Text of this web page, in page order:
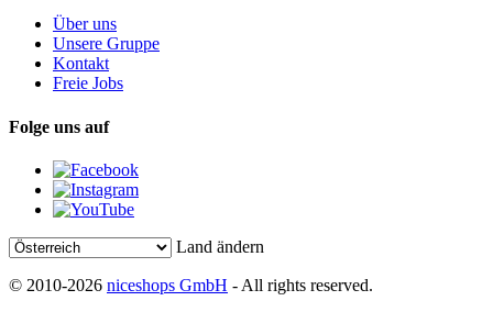
Über uns
Unsere Gruppe
Kontakt
Freie Jobs
Folge uns auf
Land ändern
© 2010-2026 niceshops GmbH - All rights reserved.